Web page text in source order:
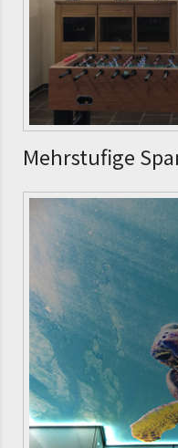
Mehrstufige